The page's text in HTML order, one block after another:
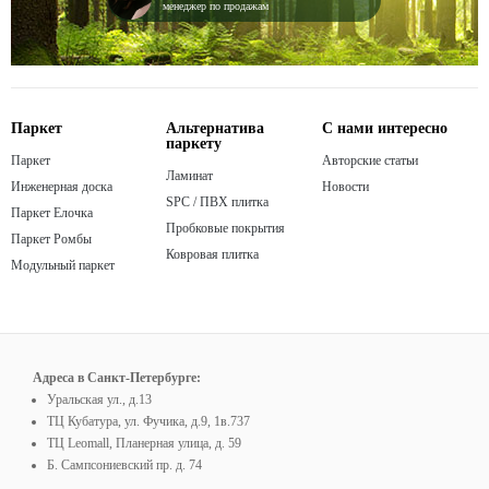
менеджер по продажам
Паркет
Паркет
Инженерная доска
Паркет Елочка
Паркет Ромбы
Модульный паркет
Альтернатива
паркету
Ламинат
SPC / ПВХ плитка
Пробковые покрытия
Ковровая плитка
С нами интересно
Авторские статьи
Новости
Адреса в Санкт-Петербурге:
Уральская ул., д.13
ТЦ Кубатура, ул. Фучика, д.9, 1в.737
ТЦ Leomall, Планерная улица, д. 59
Б. Сампсониевский пр. д. 74